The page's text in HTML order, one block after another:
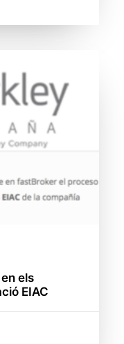
els
EIAC